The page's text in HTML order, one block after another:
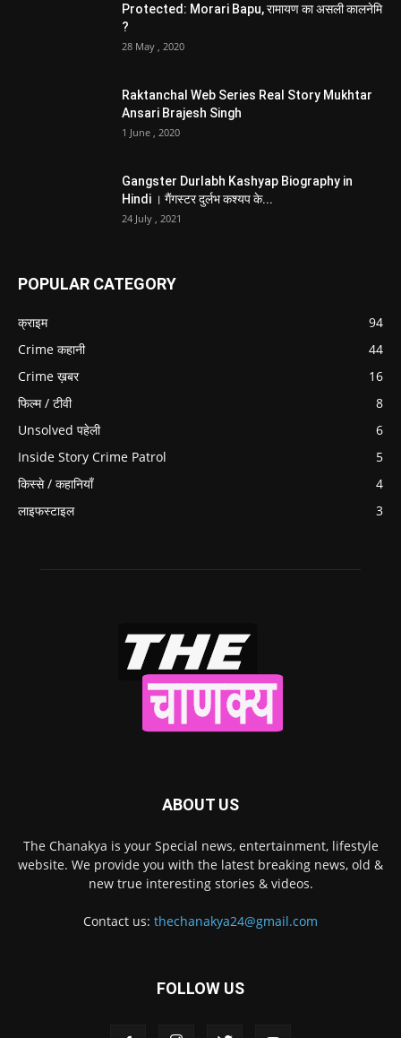
Protected: Morari Bapu, रामायण का असली कालनेमि
?
28 May , 2020
Raktanchal Web Series Real Story Mukhtar
Ansari Brajesh Singh
1 June , 2020
Gangster Durlabh Kashyap Biography in
Hindi । गैंगस्टर दुर्लभ कश्यप के...
24 July , 2021
POPULAR CATEGORY
क्राइम
94
Crime कहानी
44
Crime ख़बर
16
फिल्म / टीवी
8
Unsolved पहेली
6
Inside Story Crime Patrol
5
किस्से / कहानियाँ
4
लाइफस्टाइल
3
ABOUT US
The Chanakya is your Special news, entertainment, lifestyle
website. We provide you with the latest breaking news, old &
new true interesting stories & videos.
Contact us: thechanakya24@gmail.com
FOLLOW US